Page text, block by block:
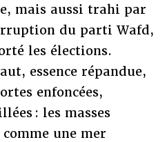
mais aussi trahi par
du parti Wafd,
les élections.
essence répandue,
enfoncées,
: les masses
une mer